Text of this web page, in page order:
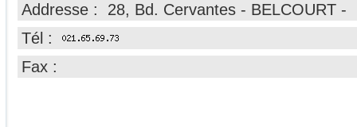
Addresse : 28, Bd. Cervantes - BELCOURT -
Tél :
Fax :